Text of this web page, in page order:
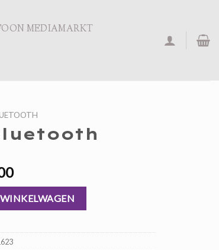
MEDIAMARKT
Huidige
prijs
is:
€ 40,00.